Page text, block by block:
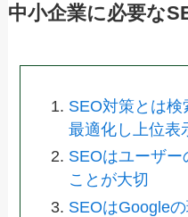
中小企業に必要な
SEO対策とは検
最適化し上位表
SEOはユーザ
ことが大切
SEOはGoogle